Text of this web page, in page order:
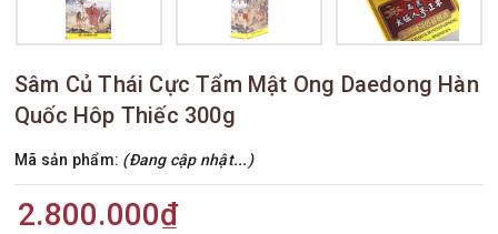
Sâm Củ Thái Cực Tẩm Mật Ong Daedong Hàn
Quốc Hôp Thiếc 300g
Mã sản phẩm: (Đang cập nhật...)
2.800.000₫